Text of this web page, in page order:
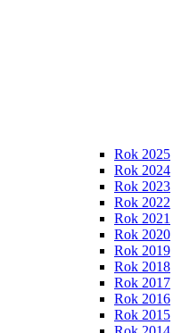
Rok 2025
Rok 2024
Rok 2023
Rok 2022
Rok 2021
Rok 2020
Rok 2019
Rok 2018
Rok 2017
Rok 2016
Rok 2015